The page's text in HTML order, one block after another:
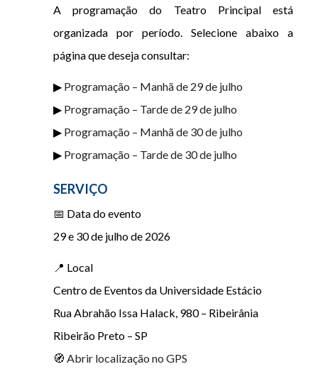
A programação do Teatro Principal está
organizada por período. Selecione abaixo a
página que deseja consultar:
▶ Programação – Manhã de 29 de julho
▶ Programação – Tarde de 29 de julho
▶ Programação – Manhã de 30 de julho
▶ Programação – Tarde de 30 de julho
SERVIÇO
📅 Data do evento
29 e 30 de julho de 2026
📍 Local
Centro de Eventos da Universidade Estácio
Rua Abrahão Issa Halack, 980 – Ribeirânia
Ribeirão Preto – SP
🧭 Abrir localização no GPS